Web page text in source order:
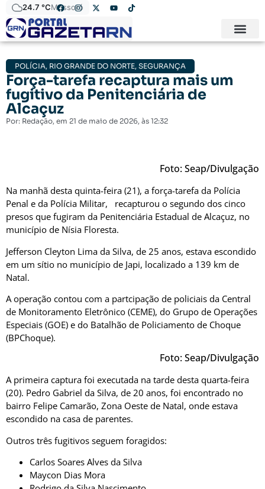
24.7 °CMossoró
POLÍCIA, RIO GRANDE DO NORTE, SEGURANÇA
Força-tarefa recaptura mais um
fugitivo da Penitenciária de
Alcaçuz
Por: Redação, em 21 de maio de 2026, às 12:32
Foto: Seap/Divulgação
Na manhã desta quinta-feira (21), a força-tarefa da Polícia
Penal e da Polícia Militar, recapturou o segundo dos cinco
presos que fugiram da Penitenciária Estadual de Alcaçuz, no
município de Nísia Floresta.
Jefferson Cleyton Lima da Silva, de 25 anos, estava escondido
em um sítio no município de Japi, localizado a 139 km de
Natal.
A operação contou com a partcipação de policiais da Central
de Monitoramento Eletrônico (CEME), do Grupo de Operações
Especiais (GOE) e do Batalhão de Policiamento de Choque
(BPChoque).
Foto: Seap/Divulgação
A primeira captura foi executada na tarde desta quarta-feira
(20). Pedro Gabriel da Silva, de 20 anos, foi encontrado no
bairro Felipe Camarão, Zona Oeste de Natal, onde estava
escondido na casa de parentes.
Outros três fugitivos seguem foragidos:
Carlos Soares Alves da Silva
Maycon Dias Mora